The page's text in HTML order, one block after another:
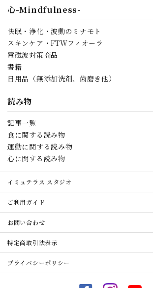
心-Mindfulness-
快眠・浄化・波動のミナモト
スキンケア・FTWフィオーラ
電磁波対策商品
書籍
日用品（無添加洗剤、歯磨き他）
読み物
記事一覧
食に関する読み物
運動に関する読み物
心に関する読み物
イミュテラス スタジオ
ご利用ガイド
お問い合わせ
特定商取引法表示
プライバシーポリシー